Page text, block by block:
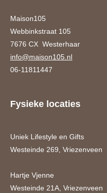
Maison105
Webbinkstraat 105
7676 CX Westerhaar
info@maison105.nl
06-11811447
Fysieke locaties
Uniek Lifestyle en Gifts
Westeinde 269, Vriezenveen
Hartje Vjenne
Westeinde 21A, Vriezenveen